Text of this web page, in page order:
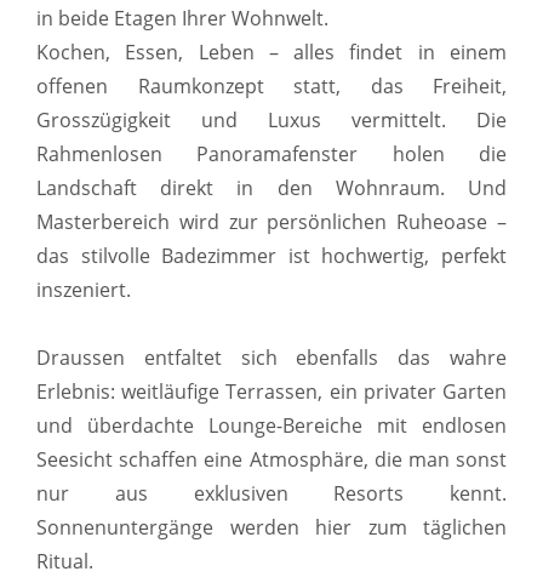
in beide Etagen Ihrer Wohnwelt.
Kochen, Essen, Leben – alles findet in einem
offenen Raumkonzept statt, das Freiheit,
Grosszügigkeit und Luxus vermittelt. Die
Rahmenlosen Panoramafenster holen die
Landschaft direkt in den Wohnraum. Und
Masterbereich wird zur persönlichen Ruheoase –
das stilvolle Badezimmer ist hochwertig, perfekt
inszeniert.
Draussen entfaltet sich ebenfalls das wahre
Erlebnis: weitläufige Terrassen, ein privater Garten
und überdachte Lounge-Bereiche mit endlosen
Seesicht schaffen eine Atmosphäre, die man sonst
nur aus exklusiven Resorts kennt.
Sonnenuntergänge werden hier zum täglichen
Ritual.